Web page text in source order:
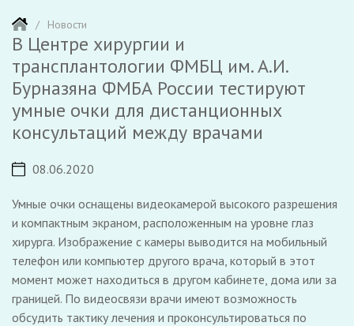
Новости
В Центре хирургии и
трансплантологии ФМБЦ им. А.И.
Бурназяна ФМБА России тестируют
умные очки для дистанционных
консультаций между врачами
08.06.2020
Умные очки оснащены видеокамерой высокого разрешения
и компактным экраном, расположенным на уровне глаз
хирурга. Изображение с камеры выводится на мобильный
телефон или компьютер другого врача, который в этот
момент может находиться в другом кабинете, дома или за
границей. По видеосвязи врачи имеют возможность
обсудить тактику лечения и проконсультироваться по